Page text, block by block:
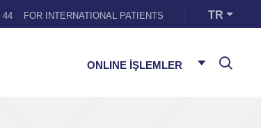
44 FOR INTERNATIONAL PATIENTS TR
ONLINE İŞLEMLER